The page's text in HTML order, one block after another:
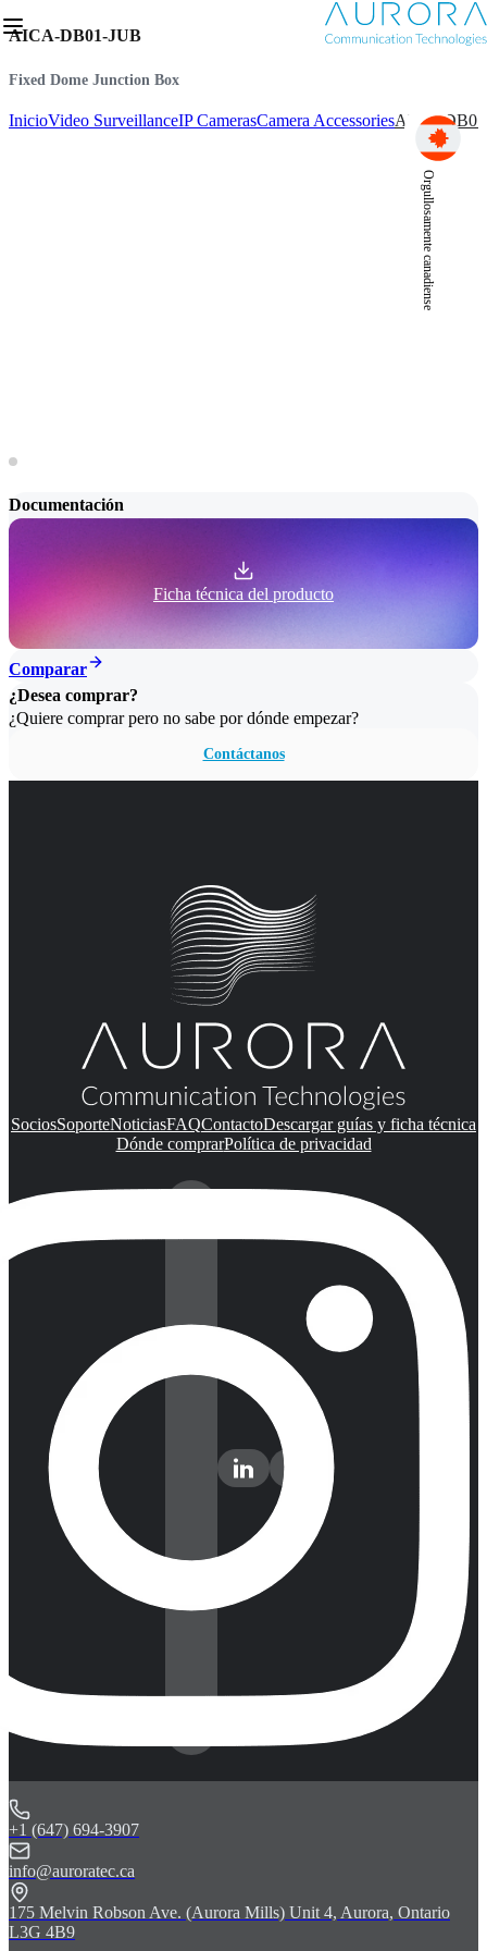
Orgullosamente canadiense
AICA-DB01-JUB
Fixed Dome Junction Box
InicioVideo SurveillanceIP CamerasCamera AccessoriesAICA-
Documentación
Ficha técnica del producto
Comparar
¿Desea comprar?
¿Quiere comprar pero no sabe por dónde empezar?
Contáctanos
SociosSoporteNoticiasFAQContactoDescargar guías y ficha técnica
Dónde comprarPolítica de privacidad
+1 (647) 694-3907
info@auroratec.ca
175 Melvin Robson Ave. (Aurora Mills) Unit 4, Aurora, Ontario
L3G 4B9